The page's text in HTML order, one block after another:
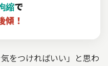
縮で
傾！
をつければいい」と思わ